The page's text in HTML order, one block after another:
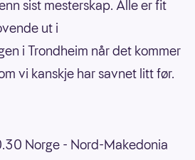
sist mesterskap. Alle er fit
ut i
i Trondheim når det kommer
vi kanskje har savnet litt før.
Norge - Nord-Makedonia